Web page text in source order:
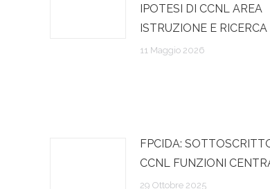
IPOTESI DI CCNL AREA
ISTRUZIONE E RICERCA
11 Maggio 2026
FPCIDA:
CCNL FUNZIONI
29 Ottobre 2025